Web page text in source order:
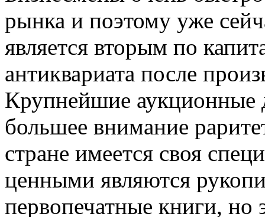
рынка и поэтому уже
является вторым по
антиквариата после
Крупнейшие аукционные
большее внимание
стране имеется своя
ценными являются
первопечатные книги, но